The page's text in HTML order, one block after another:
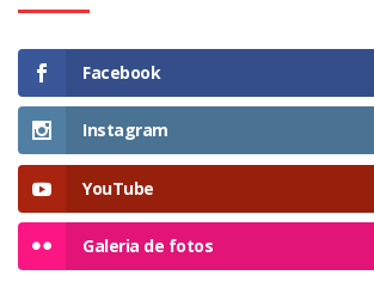
Facebook
Instagram
YouTube
Galeria de fotos